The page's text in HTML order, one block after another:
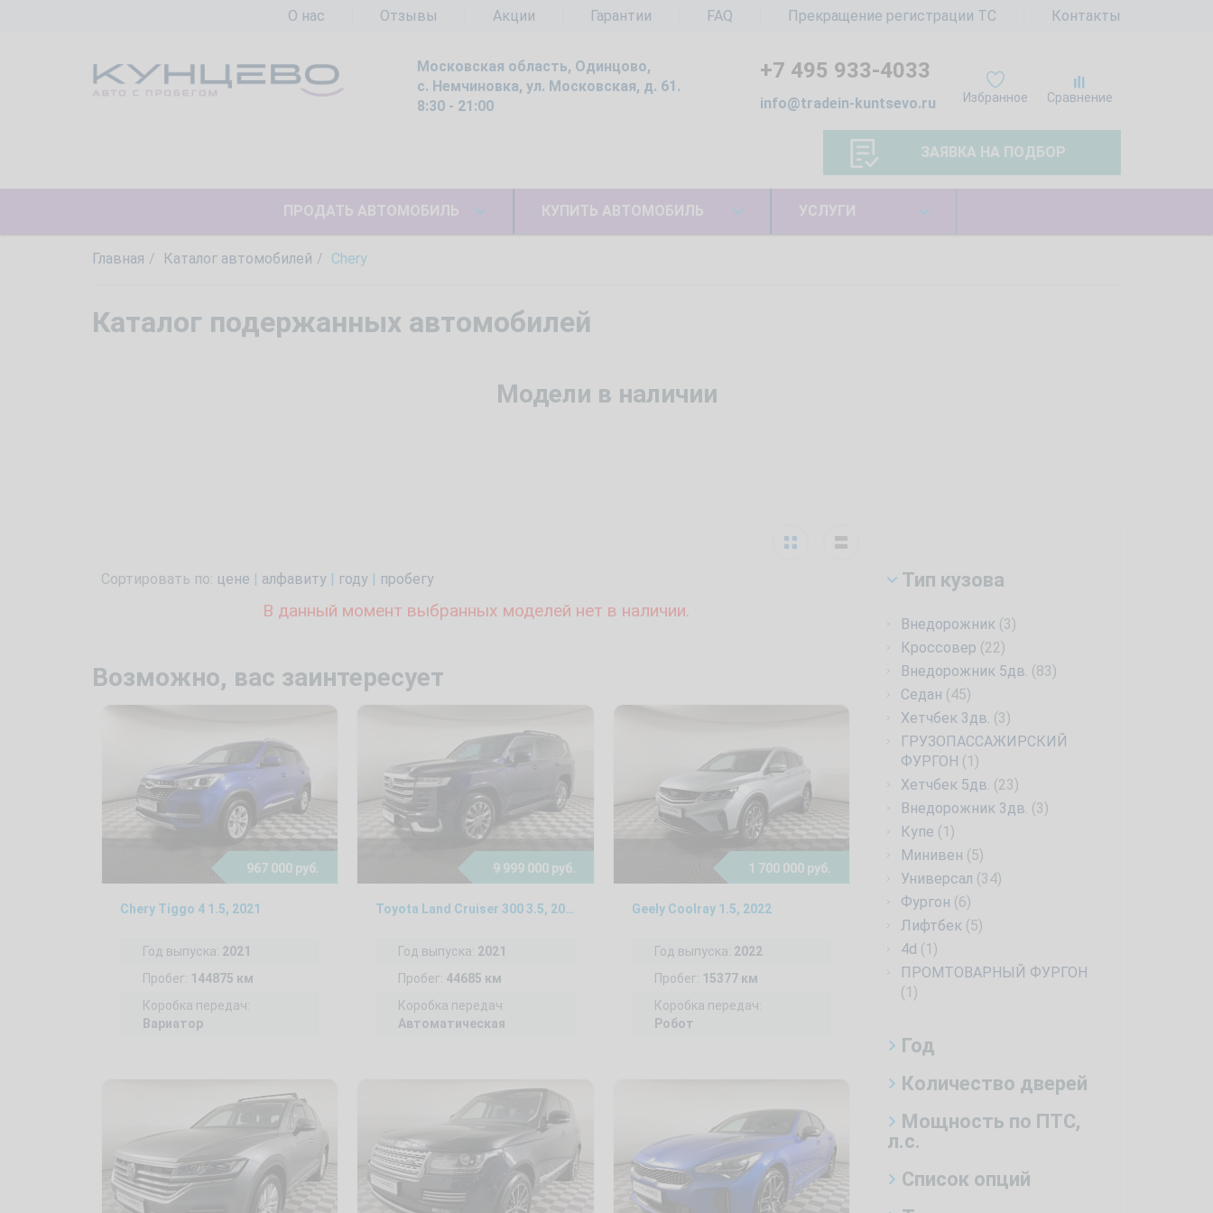
О нас Отзывы Акции Гарантии FAQ Прекращение регистрации ТС Контакты
Московская область, Одинцово,
с. Немчиновка, ул. Московская, д. 61.
8:30 - 21:00
Избранное Сравнение
+7 495 933-4033
info@tradein-kuntsevo.ru
ЗАЯВКА НА ПОДБОР
ПРОДАТЬ АВТОМОБИЛЬ КУПИТЬ АВТОМОБИЛЬ УСЛУГИ
Главная Каталог автомобилей Chery
Каталог подержанных автомобилей
Модели в наличии
Тип кузова
Внедорожник (3)
Кроссовер (22)
Внедорожник 5дв. (83)
Седан (45)
Хетчбек 3дв. (3)
ГРУЗОПАССАЖИРСКИЙ
ФУРГОН (1)
Хетчбек 5дв. (23)
Внедорожник 3дв. (3)
Купе (1)
Минивен (5)
Универсал (34)
Фургон (6)
Лифтбек (5)
4d (1)
ПРОМТОВАРНЫЙ ФУРГОН
(1)
Год
Количество дверей
Мощность по ПТС,
л.с.
Список опций
Сортировать по: цене | алфавиту | году | пробегу
В данный момент выбранных моделей нет в наличии.
Возможно, вас заинтересует
967 000 руб.
Chery Tiggo 4 1.5, 2021
Год выпуска: 2021
Пробег: 144875 км
Коробка передач:
Вариатор
9 999 000 руб.
Toyota Land Cruiser 300 3.5, 2021
Год выпуска: 2021
Пробег: 44685 км
Коробка передач:
Автоматическая
1 700 000 руб.
Geely Coolray 1.5, 2022
Год выпуска: 2022
Пробег: 15377 км
Коробка передач:
Робот